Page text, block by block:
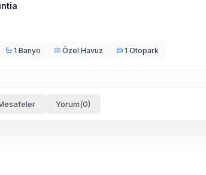
1 Banyo Özel Havuz 1 Otopark
Yorum(0)